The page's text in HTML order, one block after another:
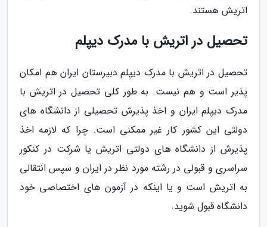
اتریش هستند.
تحصیل در اتریش با مدرک دیپلم
تحصیل در اتریش با مدرک دیپلم دبیرستان ایران هم امکان
پذیر است و هم نیست. به طور کلی تحصیل در اتریش با
مدرک دیپلم ایران و اخذ پذیرش تحصیلی از دانشگاه های
دولتی این کشور کار غیر ممکنی است. چرا که لازمه اخذ
پذیرش از دانشگاه های دولتی اتریش یا شرکت در کنکور
سراسری و قبولی در رشته مورد نظر در ایران و سپس انتقالی
به اتریش است و یا اینکه در آزمون های اختصاصی خود
دانشگاه قبول شوید.